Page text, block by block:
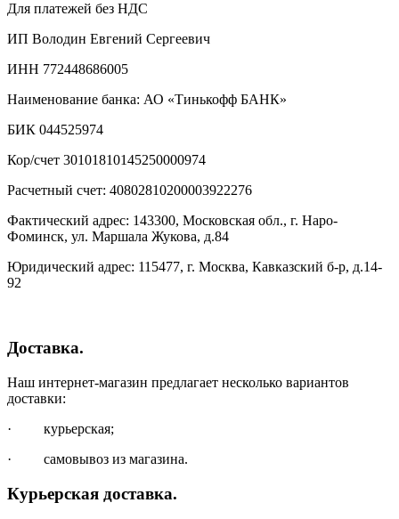
Для платежей без НДС
ИП Володин Евгений Сергеевич
ИНН 772448686005
Наименование банка: АО «Тинькофф БАНК»
БИК 044525974
Кор/счет 30101810145250000974
Расчетный счет: 40802810200003922276
Фактический адрес: 143300, Московская обл., г. Наро-
Фоминск, ул. Маршала Жукова, д.84
Юридический адрес: 115477, г. Москва, Кавказский б-р, д.14-
92
Доставка.
Наш интернет-магазин предлагает несколько вариантов
доставки:
· курьерская;
· самовывоз из магазина.
Курьерская доставка.